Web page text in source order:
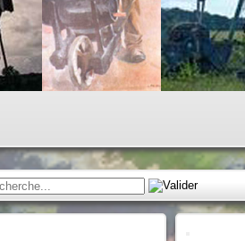
Infos divers